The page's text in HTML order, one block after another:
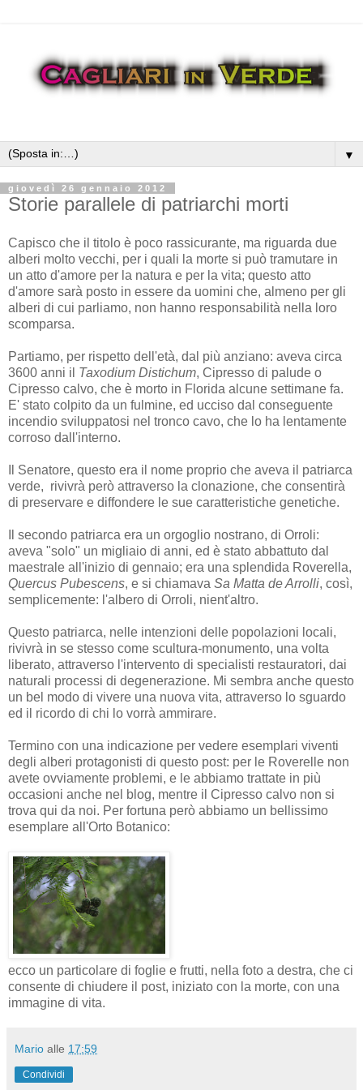
▼
giovedì 26 gennaio 2012
Storie parallele di patriarchi morti
Capisco che il titolo è poco rassicurante, ma riguarda due
alberi molto vecchi, per i quali la morte si può tramutare in
un atto d'amore per la natura e per la vita; questo atto
d'amore sarà posto in essere da uomini che, almeno per gli
alberi di cui parliamo, non hanno responsabilità nella loro
scomparsa.
Partiamo, per rispetto dell'età, dal più anziano: aveva circa
3600 anni il Taxodium Distichum, Cipresso di palude o
Cipresso calvo, che è morto in Florida alcune settimane fa.
E' stato colpito da un fulmine, ed ucciso dal conseguente
incendio sviluppatosi nel tronco cavo, che lo ha lentamente
corroso dall'interno.
Il Senatore, questo era il nome proprio che aveva il patriarca
verde, rivivrà però attraverso la clonazione, che consentirà
di preservare e diffondere le sue caratteristiche genetiche.
Il secondo patriarca era un orgoglio nostrano, di Orroli:
aveva "solo" un migliaio di anni, ed è stato abbattuto dal
maestrale all'inizio di gennaio; era una splendida Roverella,
Quercus Pubescens, e si chiamava Sa Matta de Arrolli, così,
semplicemente: l'albero di Orroli, nient'altro.
Questo patriarca, nelle intenzioni delle popolazioni locali,
rivivrà in se stesso come scultura-monumento, una volta
liberato, attraverso l'intervento di specialisti restauratori, dai
naturali processi di degenerazione. Mi sembra anche questo
un bel modo di vivere una nuova vita, attraverso lo sguardo
ed il ricordo di chi lo vorrà ammirare.
Termino con una indicazione per vedere esemplari viventi
degli alberi protagonisti di questo post: per le Roverelle non
avete ovviamente problemi, e le abbiamo trattate in più
occasioni anche nel blog, mentre il Cipresso calvo non si
trova qui da noi. Per fortuna però abbiamo un bellissimo
esemplare all'Orto Botanico:
ecco un particolare di foglie e frutti, nella foto a destra, che ci
consente di chiudere il post, iniziato con la morte, con una
immagine di vita.
Mario alle 17:59
Condividi